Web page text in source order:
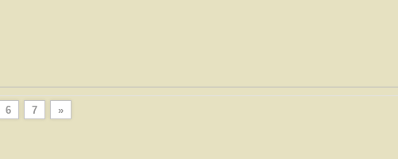
6 7 »